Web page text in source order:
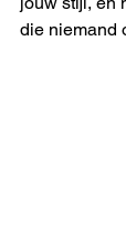
die niemand